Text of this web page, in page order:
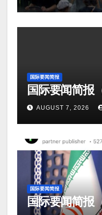
国际要闻简报
国际要闻简报
AUGUST 7, 2026
国际要闻简报
国际要闻简报